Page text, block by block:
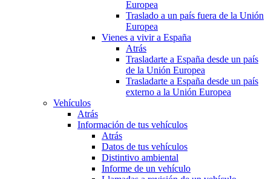
Europea
Traslado a un país fuera de la Unión
Europea
Vienes a vivir a España
Atrás
Trasladarte a España desde un país
de la Unión Europea
Trasladarte a España desde un país
externo a la Unión Europea
Vehículos
Atrás
Información de tus vehículos
Atrás
Datos de tus vehículos
Distintivo ambiental
Informe de un vehículo